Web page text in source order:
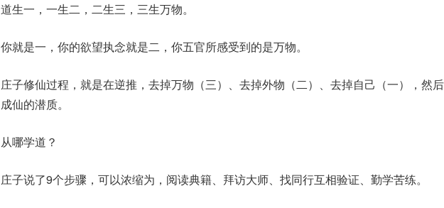
道生一，一生二，二生三，三生万物。
你就是一，你的欲望执念就是二，你五官所感受到的是万物。
庄子修仙过程，就是在逆推，去掉万物（三）、去掉外物（二）、去掉自己（一），然
成仙的潜质。
从哪学道？
庄子说了9个步骤，可以浓缩为，阅读典籍、拜访大师、找同行互相验证、勤学苦练。